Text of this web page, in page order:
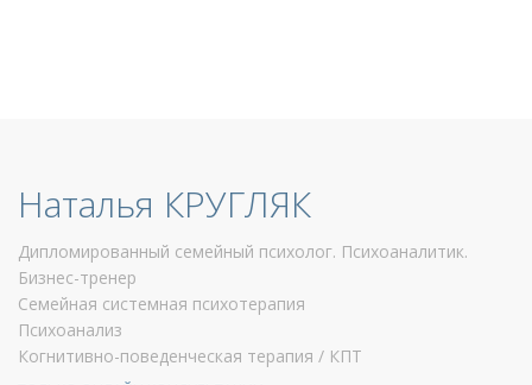
Наталья КРУГЛЯК
Дипломированный семейный психолог. Психоаналитик.
Бизнес-тренер
Семейная системная психотерапия
Психоанализ
Когнитивно-поведенческая терапия / КПТ